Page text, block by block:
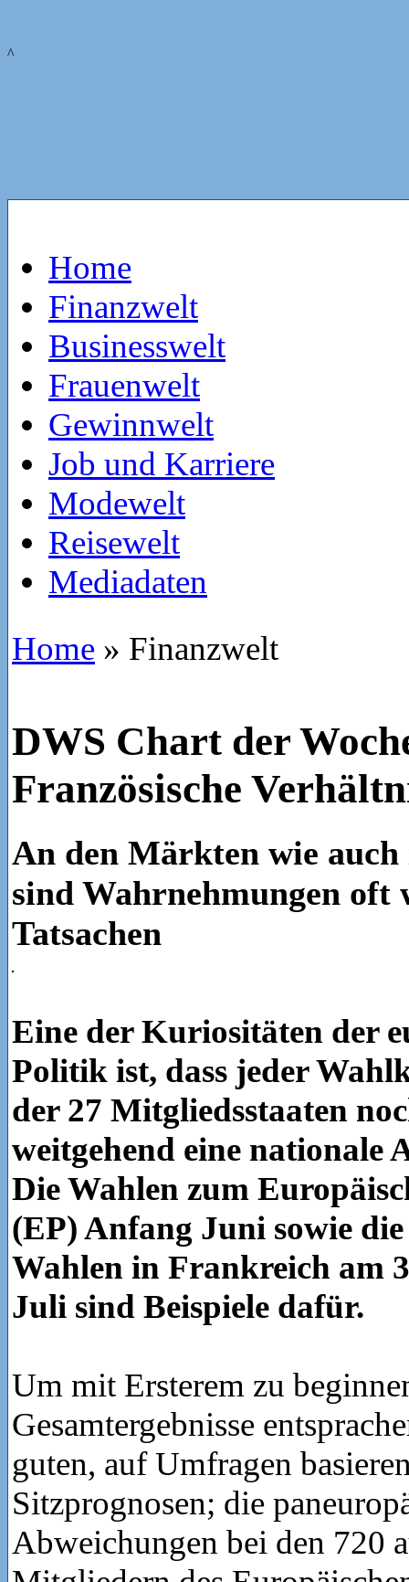
^
Home
Finanzwelt
Businesswelt
Frauenwelt
Gewinnwelt
Job und Karriere
Modewelt
Reisewelt
Mediadaten
Home » Finanzwelt
DWS Chart der
Französische
An den Märkten wie
sind Wahrnehmungen oft
Tatsachen
Eine der Kuriositäten der
Politik ist, dass jeder
der 27 Mitgliedsstaaten
weitgehend eine nationale
Die Wahlen zum
(EP) Anfang Juni sowie
Wahlen in Frankreich am
Juli sind Beispiele dafür.
Um mit Ersterem zu
Gesamtergebnisse
guten, auf Umfragen
Sitzprognosen; die
Abweichungen bei den 720